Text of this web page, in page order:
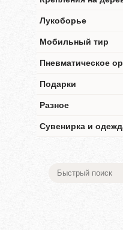
Лукоборье
Мобильный тир
Пневматическое
Подарки
Разное
Сувенирка и